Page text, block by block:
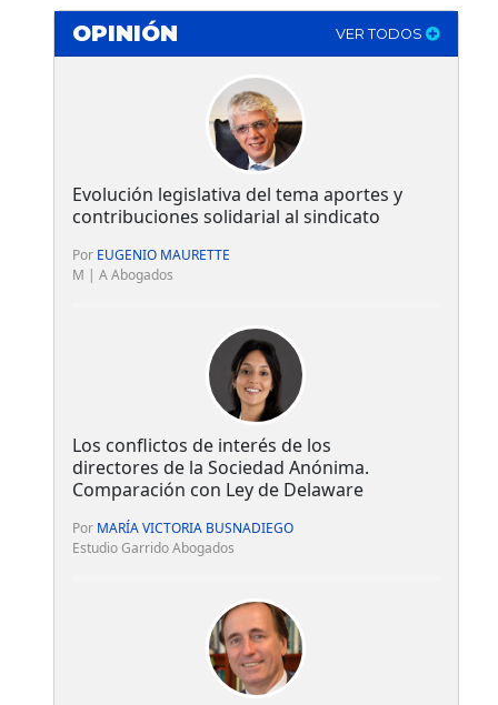
OPINIÓN VER TODOS
Evolución legislativa del tema aportes y
contribuciones solidarial al sindicato
Por EUGENIO MAURETTE
M | A Abogados
Los conflictos de interés de los
directores de la Sociedad Anónima.
Comparación con Ley de Delaware
Por MARÍA VICTORIA BUSNADIEGO
Estudio Garrido Abogados